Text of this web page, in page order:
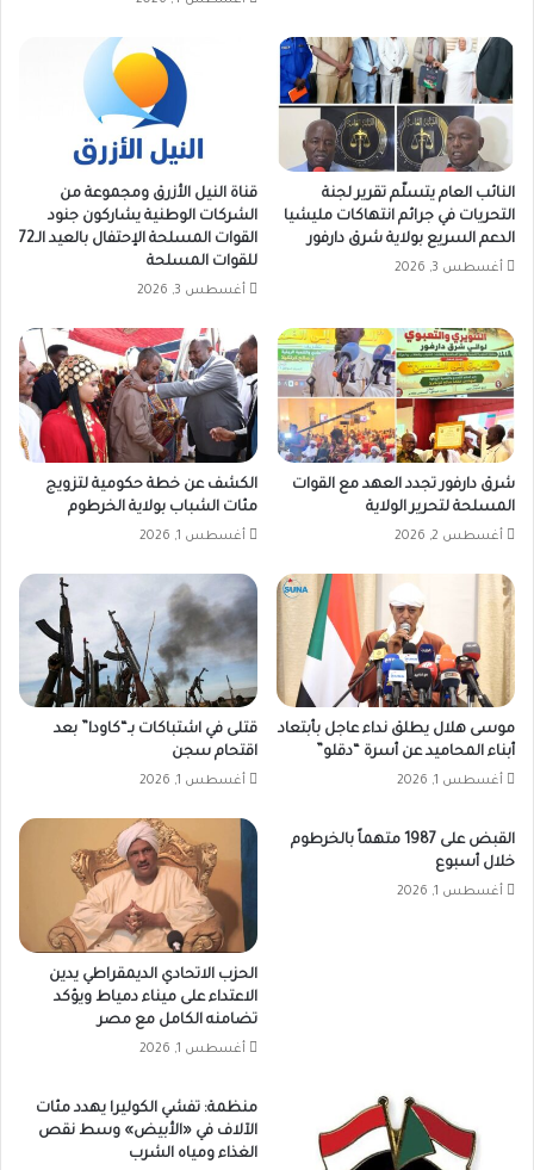
النائب العام يتسلّم تقرير لجنة
التحريات في جرائم انتهاكات مليشيا
الدعم السريع بولاية شرق دارفور
أغسطس 3, 2026
قناة النيل الأزرق ومجموعة من
الشركات الوطنية يشاركون جنود
القوات المسلحة الإحتفال بالعيد الـ72
للقوات المسلحة
أغسطس 3, 2026
شرق دارفور تجدد العهد مع القوات
المسلحة لتحرير الولاية
أغسطس 2, 2026
الكشف عن خطة حكومية لتزويج
مئات الشباب بولاية الخرطوم
أغسطس 1, 2026
موسى هلال يطلق نداء عاجل بأبتعاد
أبناء المحاميد عن أسرة “دقلو”
أغسطس 1, 2026
قتلى في اشتباكات بـ“كاودا” بعد
اقتحام سجن
أغسطس 1, 2026
القبض على 1987 متهماً بالخرطوم
خلال أسبوع
أغسطس 1, 2026
الحزب الاتحادي الديمقراطي يدين
الاعتداء على ميناء دمياط ويؤكد
تضامنه الكامل مع مصر
أغسطس 1, 2026
منظمة: تفشي الكوليرا يهدد مئات
الآلاف في «الأبيض» وسط نقص
الغذاء ومياه الشرب